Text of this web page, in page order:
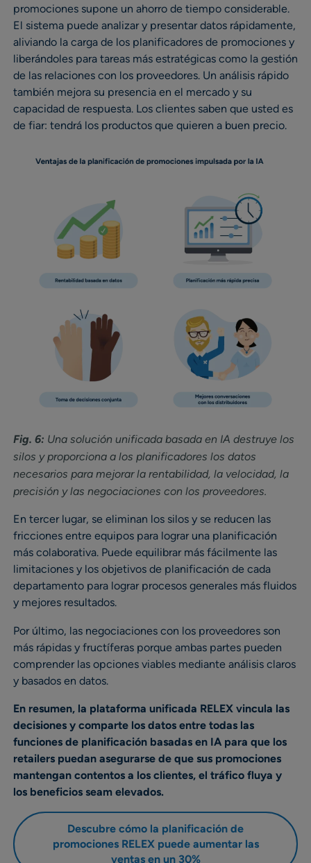
promociones supone un ahorro de tiempo considerable.
El sistema puede analizar y presentar datos rápidamente,
aliviando la carga de los planificadores de promociones y
liberándoles para tareas más estratégicas como la gestión
de las relaciones con los proveedores. Un análisis rápido
también mejora su presencia en el mercado y su
capacidad de respuesta. Los clientes saben que usted es
de fiar: tendrá los productos que quieren a buen precio.
Fig. 6: Una solución unificada basada en IA destruye los
silos y proporciona a los planificadores los datos
necesarios para mejorar la rentabilidad, la velocidad, la
precisión y las negociaciones con los proveedores.
En tercer lugar, se eliminan los silos y se reducen las
fricciones entre equipos para lograr una planificación
más colaborativa. Puede equilibrar más fácilmente las
limitaciones y los objetivos de planificación de cada
departamento para lograr procesos generales más fluidos
y mejores resultados.
Por último, las negociaciones con los proveedores son
más rápidas y fructíferas porque ambas partes pueden
comprender las opciones viables mediante análisis claros
y basados en datos.
En resumen, la plataforma unificada RELEX vincula las
decisiones y comparte los datos entre todas las
funciones de planificación basadas en IA para que los
retailers puedan asegurarse de que sus promociones
mantengan contentos a los clientes, el tráfico fluya y
los beneficios seam elevados.
Descubre cómo la planificación de
promociones RELEX puede aumentar las
ventas en un 30%